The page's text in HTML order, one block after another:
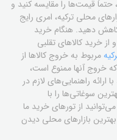
حتماً قیمت‌ها را مقایسه کنید و
محلی ترکیه، امری رایج
دهید. هنگام خرید
از خرید کالاهای تقلبی
مربوط به خروج کالاها از
خروج آنها ممنوع است،
راهنمایی‌های لازم در
سوغاتی‌ها را با
از تورهای خرید ما
بازارهای محلی دیدن